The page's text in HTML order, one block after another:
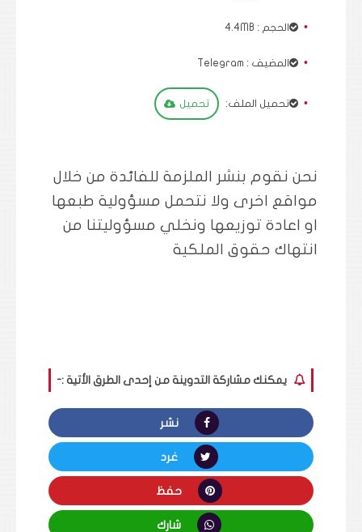
الحجم : 4.4MB
المضيف : Telegram
تحميل الملف: تحميل
نحن نقوم بنشر الملزمة للفائدة من خلال
مواقع اخرى ولا نتحمل مسؤولية طبعها
او اعادة توزيعها ونخلي مسؤوليتنا من
انتهاك حقوق الملكية
يمكنك مشاركة التدوينة من إحدى الطرق الأتية :-
نشر
غرد
حفظ
شارك